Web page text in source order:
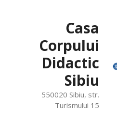
Casa
Corpului
Didactic
Sibiu
550020 Sibiu, str.
Turismului 15